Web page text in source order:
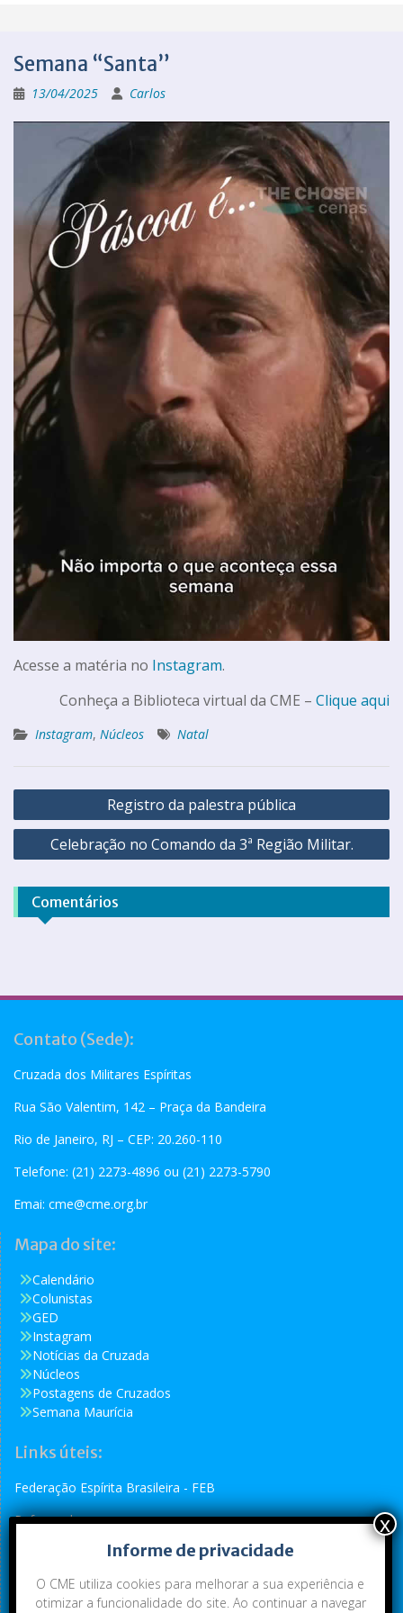
Semana “Santa”
13/04/2025 Carlos
Acesse a matéria no Instagram.
Conheça a Biblioteca virtual da CME – Clique aqui
Instagram, Núcleos Natal
Registro da palestra pública
Celebração no Comando da 3ª Região Militar.
Comentários
Contato (Sede):
Cruzada dos Militares Espíritas
Rua São Valentim, 142 – Praça da Bandeira
Rio de Janeiro, RJ – CEP: 20.260-110
Telefone: (21) 2273-4896 ou (21) 2273-5790
Emai: cme@cme.org.br
Mapa do site:
Calendário
Colunistas
GED
Instagram
Notícias da Cruzada
Núcleos
Postagens de Cruzados
Semana Maurícia
Links úteis:
Federação Espírita Brasileira - FEB
Reformador
Conselho Espírita Internacional - CEI
Informe de privacidade
O CME utiliza cookies para melhorar a sua experiência e
otimizar a funcionalidade do site. Ao continuar a navegar